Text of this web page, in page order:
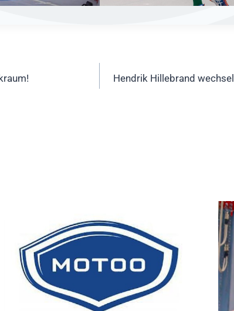
Hendrik Hillebrand